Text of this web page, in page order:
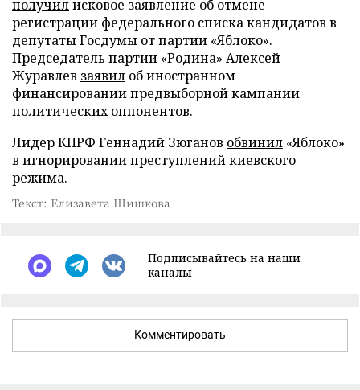
получилисковое заявление об отмене
регистрации федерального списка кандидатов в
депутаты Госдумы от партии «Яблоко».
Председатель партии «Родина» Алексей
Журавлев заявил об иностранном
финансировании предвыборной кампании
политических оппонентов.
Лидер КПРФ Геннадий Зюганов обвинил «Яблоко»
в игнорировании преступлений киевского
режима.
Текст: Елизавета Шишкова
Подписывайтесь на наши
каналы
Комментировать